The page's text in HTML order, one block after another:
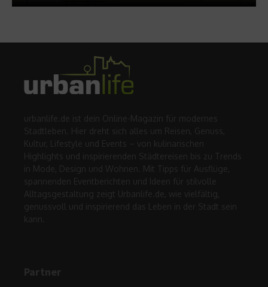
urbanlife.de ist dein Online-Magazin für modernes
Stadtleben. Hier dreht sich alles um Reisen, Genuss,
Kultur, Lifestyle und Events – von kulinarischen
Highlights und inspirierenden Städtereisen bis zu Trends
in Mode, Design und Wohnen. Mit Tipps für Ausflüge,
spannenden Eventberichten und Ideen für stilvolle
Alltagsgestaltung zeigt Urbanlife.de, wie vielfältig,
genussvoll und inspirierend das Leben in der Stadt sein
kann.
Partner